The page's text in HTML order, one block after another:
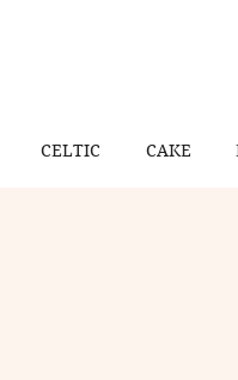
CELTIC CAKE